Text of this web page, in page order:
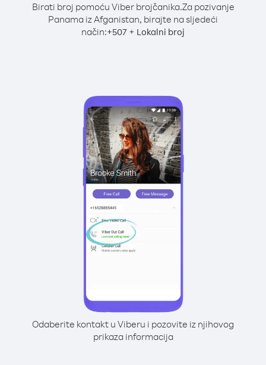
Birati broj pomoću Viber brojčanika.Za pozivanje
Panama iz Afganistan, birajte na sljedeći
način:+507 + Lokalni broj
Odaberite kontakt u Viberu i pozovite iz njihovog
prikaza informacija